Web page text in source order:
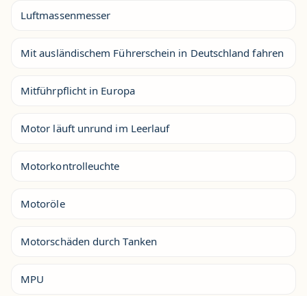
Luftmassenmesser
Mit ausländischem Führerschein in Deutschland fahren
Mitführpflicht in Europa
Motor läuft unrund im Leerlauf
Motorkontrolleuchte
Motoröle
Motorschäden durch Tanken
MPU